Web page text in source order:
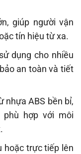
giúp người vận
tín hiệu từ xa.
dụng cho nhiều
an toàn và tiết
nhựa ABS bền bỉ,
hợp với môi
hoặc trực tiếp lên